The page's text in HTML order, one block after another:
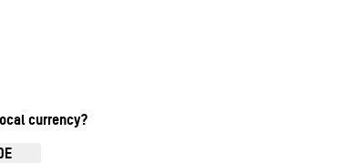
currency?